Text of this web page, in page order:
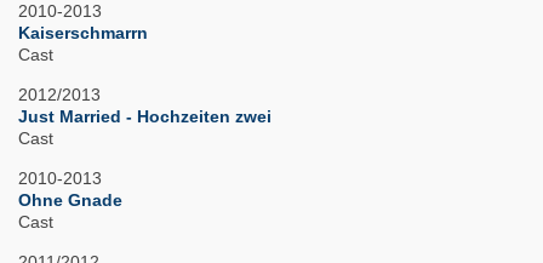
2010-2013
Kaiserschmarrn
Cast
2012/2013
Just Married - Hochzeiten zwei
Cast
2010-2013
Ohne Gnade
Cast